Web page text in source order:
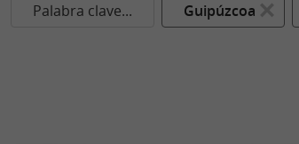
Palabra clave... Guipúzcoa